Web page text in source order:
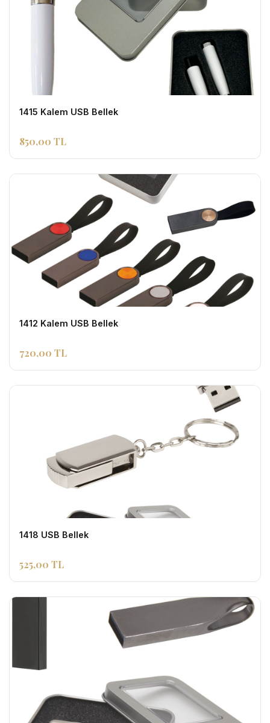
1415 Kalem USB Bellek
850,00 TL
1412 Kalem USB Bellek
720,00 TL
1418 USB Bellek
525,00 TL